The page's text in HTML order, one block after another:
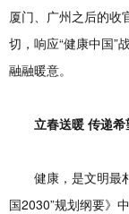
厦门、广州之后的收
切，响应“健康中国”
融融暖意。
立春送暖 传递希
健康，是文明最
国2030”规划纲要》